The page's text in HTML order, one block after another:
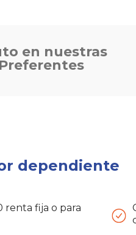
en nuestras
dependiente
fija o para